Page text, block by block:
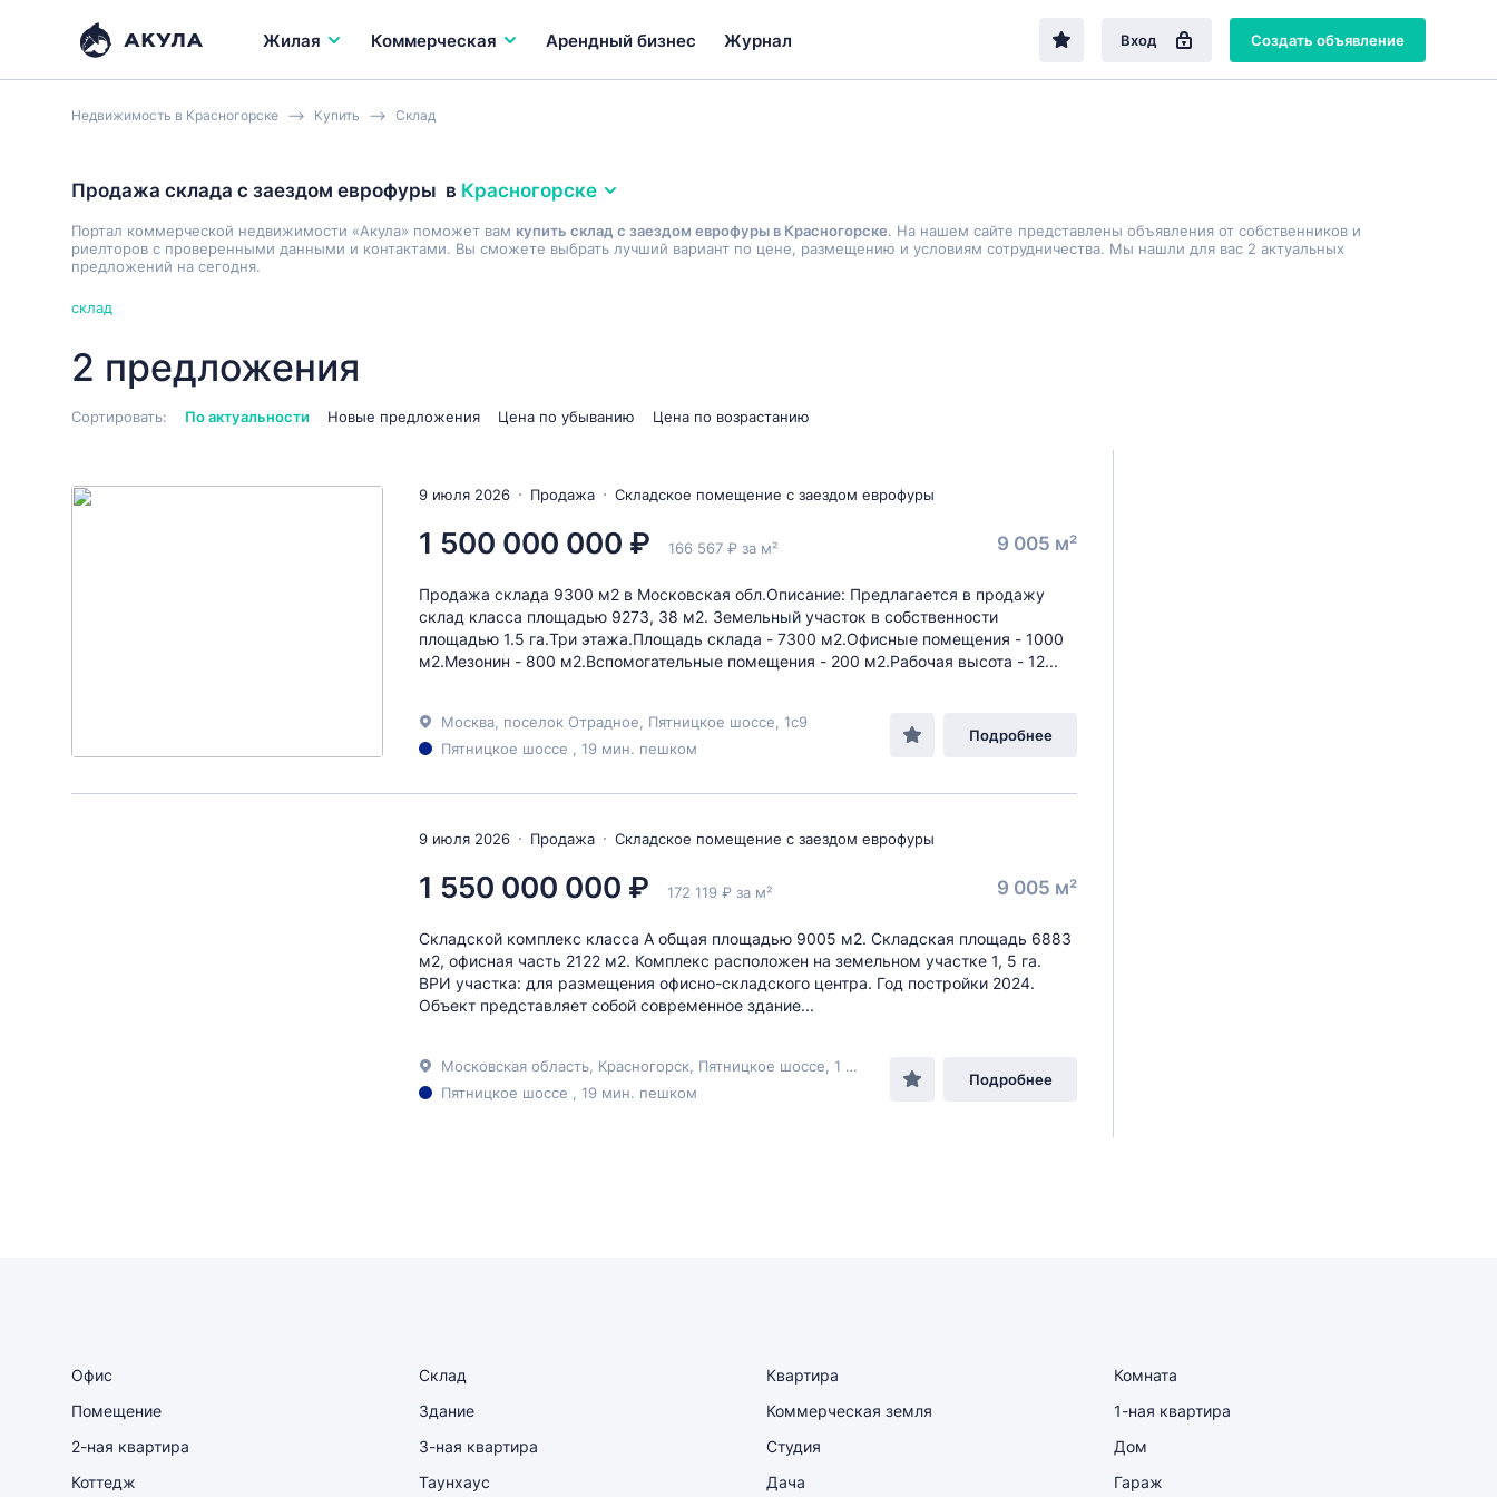
Жилая Коммерческая Арендный бизнес Журнал Вход Создать объявление
Недвижимость в Красногорске Купить Склад
Продажа склада с заездом еврофуры в Красногорске
Портал коммерческой недвижимости «Акула» поможет вам купить склад с заездом еврофуры в Красногорске. На нашем сайте представлены объявления от собственников и
риелторов с проверенными данными и контактами. Вы сможете выбрать лучший вариант по цене, размещению и условиям сотрудничества. Мы нашли для вас 2 актуальных
предложений на сегодня.
склад
2 предложения
Сортировать: По актуальности Новые предложения Цена по убыванию Цена по возрастанию
9 июля 2026 Продажа Складское помещение с заездом еврофуры
1 500 000 000 ₽ 166 567 ₽ за м² 9 005 м²
Продажа склада 9300 м2 в Московская обл.Описание: Предлагается в продажу
склад класса площадью 9273, 38 м2. Земельный участок в собственности
площадью 1.5 га.Три этажа.Площадь склада - 7300 м2.Офисные помещения - 1000
м2.Мезонин - 800 м2.Вспомогательные помещения - 200 м2.Рабочая высота - 12...
Москва, поселок Отрадное, Пятницкое шоссе, 1с9
Пятницкое шоссе , 19 мин. пешком
Подробнее
9 июля 2026 Продажа Складское помещение с заездом еврофуры
1 550 000 000 ₽ 172 119 ₽ за м² 9 005 м²
Складской комплекс класса А общая площадью 9005 м2. Складская площадь 6883
м2, офисная часть 2122 м2. Комплекс расположен на земельном участке 1, 5 га.
ВРИ участка: для размещения офисно-складского центра. Год постройки 2024.
Объект представляет собой современное здание...
Московская область, Красногорск, Пятницкое шоссе, 1 стр 9
Пятницкое шоссе , 19 мин. пешком
Подробнее
Офис Склад Квартира
Комната
Помещение
Здание Коммерческая земля
1-ная квартира
2-ная квартира
3-ная квартира Студия
Дом
Коттедж
Таунхаус Дача Гараж